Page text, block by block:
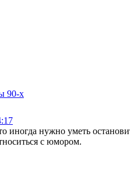
90-х
иногда нужно уметь
с юмором.